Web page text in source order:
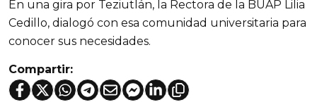
En una gira por Teziutlán, la Rectora de la BUAP Lilia
Cedillo, dialogó con esa comunidad universitaria para
conocer sus necesidades.
Compartir: